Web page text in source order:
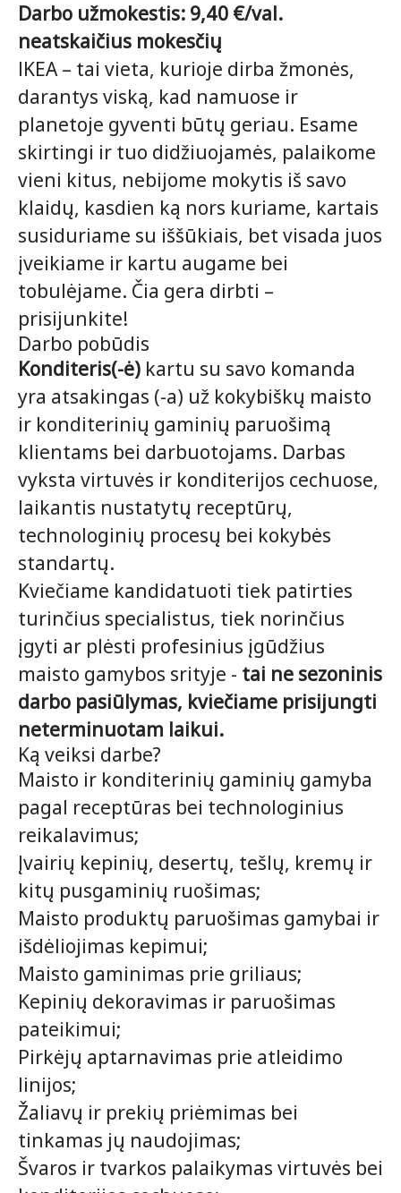
Darbo užmokestis: 9,40 €/val.
neatskaičius mokesčių
IKEA – tai vieta, kurioje dirba žmonės,
darantys viską, kad namuose ir
planetoje gyventi būtų geriau. Esame
skirtingi ir tuo didžiuojamės, palaikome
vieni kitus, nebijome mokytis iš savo
klaidų, kasdien ką nors kuriame, kartais
susiduriame su iššūkiais, bet visada juos
įveikiame ir kartu augame bei
tobulėjame. Čia gera dirbti –
prisijunkite!
Darbo pobūdis
Konditeris(-ė) kartu su savo komanda
yra atsakingas (-a) už kokybiškų maisto
ir konditerinių gaminių paruošimą
klientams bei darbuotojams. Darbas
vyksta virtuvės ir konditerijos cechuose,
laikantis nustatytų receptūrų,
technologinių procesų bei kokybės
standartų.
Kviečiame kandidatuoti tiek patirties
turinčius specialistus, tiek norinčius
įgyti ar plėsti profesinius įgūdžius
maisto gamybos srityje - tai ne sezoninis
darbo pasiūlymas, kviečiame prisijungti
neterminuotam laikui.
Ką veiksi darbe?
Maisto ir konditerinių gaminių gamyba
pagal receptūras bei technologinius
reikalavimus;
Įvairių kepinių, desertų, tešlų, kremų ir
kitų pusgaminių ruošimas;
Maisto produktų paruošimas gamybai ir
išdėliojimas kepimui;
Maisto gaminimas prie griliaus;
Kepinių dekoravimas ir paruošimas
pateikimui;
Pirkėjų aptarnavimas prie atleidimo
linijos;
Žaliavų ir prekių priėmimas bei
tinkamas jų naudojimas;
Švaros ir tvarkos palaikymas virtuvės bei